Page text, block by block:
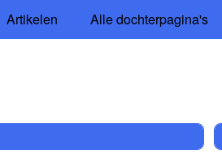
Artikelen Alle dochterpagina's